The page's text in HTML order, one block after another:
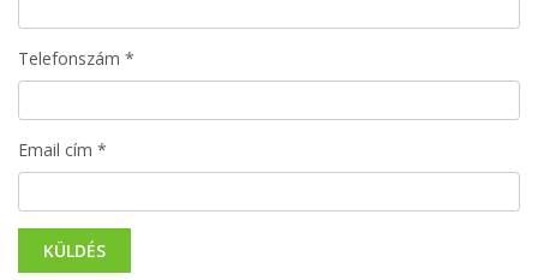
Telefonszám *
Email cím *